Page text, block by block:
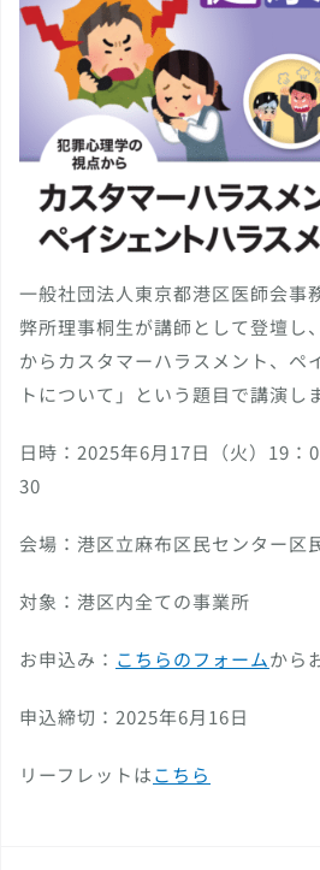
一般社団法人東京都港区医師会事
弊所理事桐生が講師として登壇し
からカスタマーハラスメント、ペ
トについて」という題目で講演し
日時：2025年6月17日（火）19：
30
会場：港区立麻布区民センター区
対象：港区内全ての事業所
お申込み： こちらのフォームから
申込締切：2025年6月16日
リーフレットはこちら